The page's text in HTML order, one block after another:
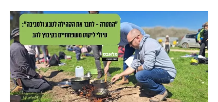
ליקוט
בקיבוץ
להב:
"אוכלים,
מבשלים
ולומדים
ביחד